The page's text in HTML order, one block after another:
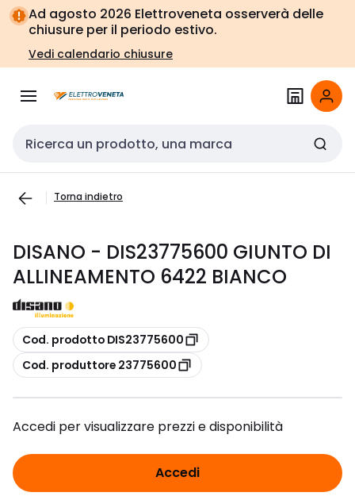
Vai alla
navigazione
Vai
alla
pagina
Ad agosto 2026 Elettroveneta osserverà delle
chiusure per il periodo estivo.
Vedi calendario chiusure
Cerca input
Torna indietro
DISANO - DIS23775600 GIUNTO DI
ALLINEAMENTO 6422 BIANCO
copia
Cod. prodotto DIS23775600
copia
Cod. produttore 23775600
Accedi per visualizzare prezzi e disponibilità
Accedi